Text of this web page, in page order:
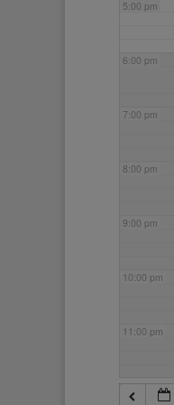
5:00 pm
6:00 pm
7:00 pm
8:00 pm
9:00 pm
10:00 pm
11:00 pm